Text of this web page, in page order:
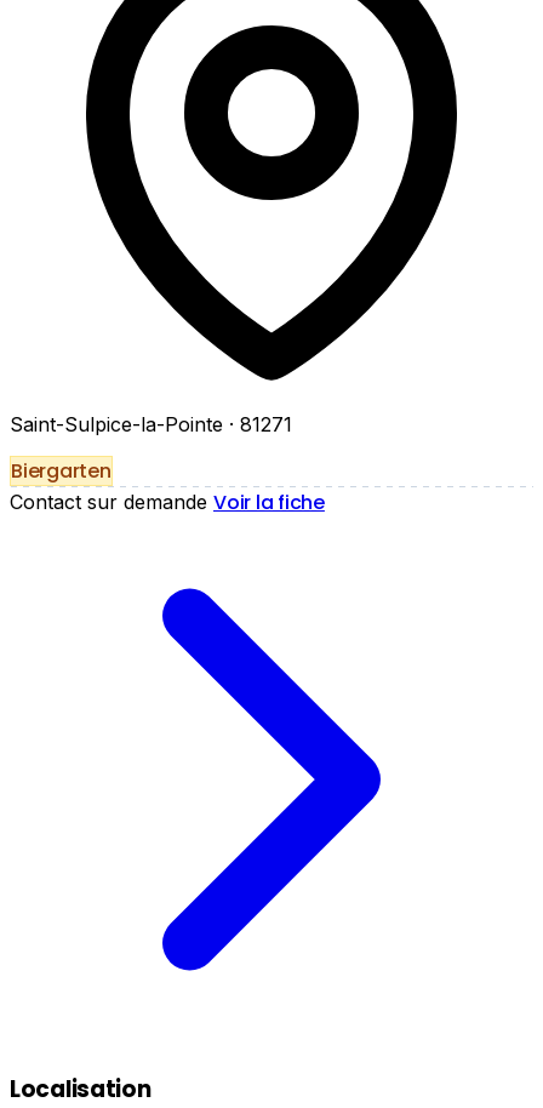
Saint-Sulpice-la-Pointe · 81271
Biergarten
Contact sur demande Voir la fiche
Localisation